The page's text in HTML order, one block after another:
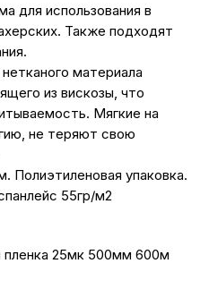
для использования в
Также подходят
материала
из вискозы, что
Мягкие на
не теряют свою
Полиэтиленовая упаковка.
55гр/м2
пленка 25мк 500мм 600м